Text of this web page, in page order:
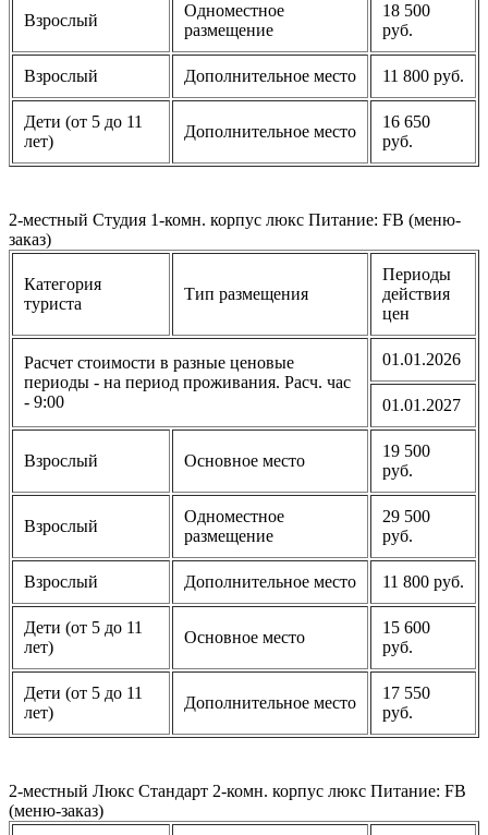
Взрослый
Одноместное
размещение
18 500
руб.
Взрослый Дополнительное место 11 800 руб.
Дети (от 5 до 11
лет)
Дополнительное место
16 650
руб.
2-местный Студия 1-комн. корпус люкс Питание: FB (меню-
заказ)
Категория
туриста
Тип размещения
Периоды
действия
цен
Расчет стоимости в разные ценовые
периоды - на период проживания. Расч. час
- 9:00
01.01.2026
01.01.2027
Взрослый Основное место
19 500
руб.
Взрослый
Одноместное
размещение
29 500
руб.
Взрослый Дополнительное место 11 800 руб.
Дети (от 5 до 11
лет)
Основное место
15 600
руб.
Дети (от 5 до 11
лет)
Дополнительное место
17 550
руб.
2-местный Люкс Стандарт 2-комн. корпус люкс Питание: FB
(меню-заказ)